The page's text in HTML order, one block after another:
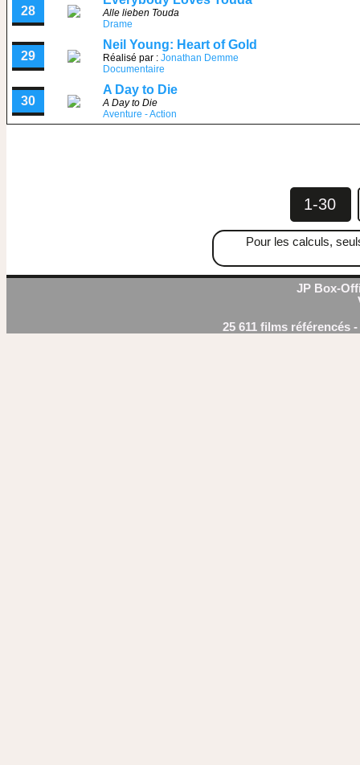
28
Alle lieben Touda
Drame
29
Neil Young: Heart of Gold
Réalisé par : Jonathan Demme
Documentaire
30
A Day to Die
A Day to Die
Aventure - Action
1-30
Pour les calculs,
JP Box-
25 611 films référencés